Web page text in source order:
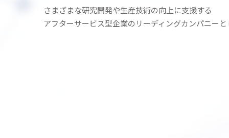
さまざまな研究開発や生産技術の向上に支援する
アフターサービス型企業の リーディングカンパニー